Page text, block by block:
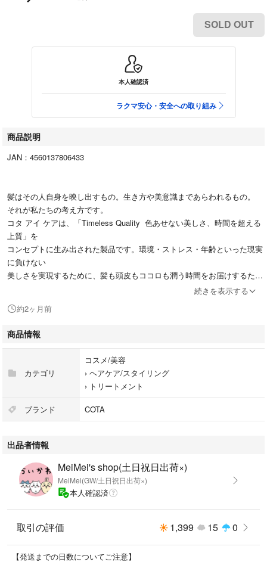
SOLD OUT
本人確認済
ラクマ安心・安全への取り組み
商品説明
JAN：4560137806433
髪はその人自身を映し出すもの。生き方や美意識まであらわれるもの。
それが私たちの考え方です。
コタ アイ ケアは、「Timeless Quality 色あせない美しさ、時間を超える
上質」を
コンセプトに生み出された製品です。環境・ストレス・年齢といった現実
に負けない
美しさを実現するために、髪も頭皮もココロも潤う時間をお届けするため
時を超えて輝く、美という芽を育てるために。一髪一髪に新たなチカラを
注ぎ込むことで、
一人一人を理想の輝きへと導いていきます。
続きを表示する
約2ヶ月前
商品情報
カテゴリ
コスメ/美容
› ヘアケア/スタイリング
› トリートメント
ブランド COTA
出品者情報
MeiMei's shop(土日祝日出荷×)
MeiMei(GW/土日祝日出荷×)
本人確認済
取引の評価 1,399 15 0
【発送までの日数についてご注意】